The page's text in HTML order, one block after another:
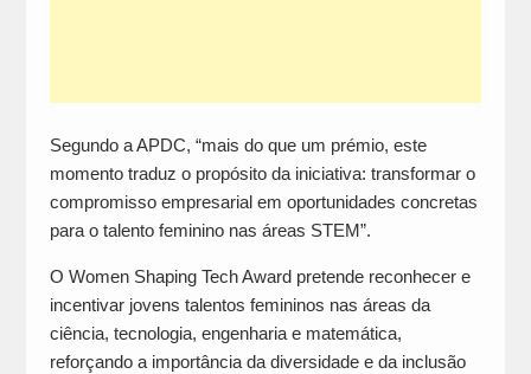
Segundo a APDC, “mais do que um prémio, este
momento traduz o propósito da iniciativa: transformar o
compromisso empresarial em oportunidades concretas
para o talento feminino nas áreas STEM”.
O Women Shaping Tech Award pretende reconhecer e
incentivar jovens talentos femininos nas áreas da
ciência, tecnologia, engenharia e matemática,
reforçando a importância da diversidade e da inclusão